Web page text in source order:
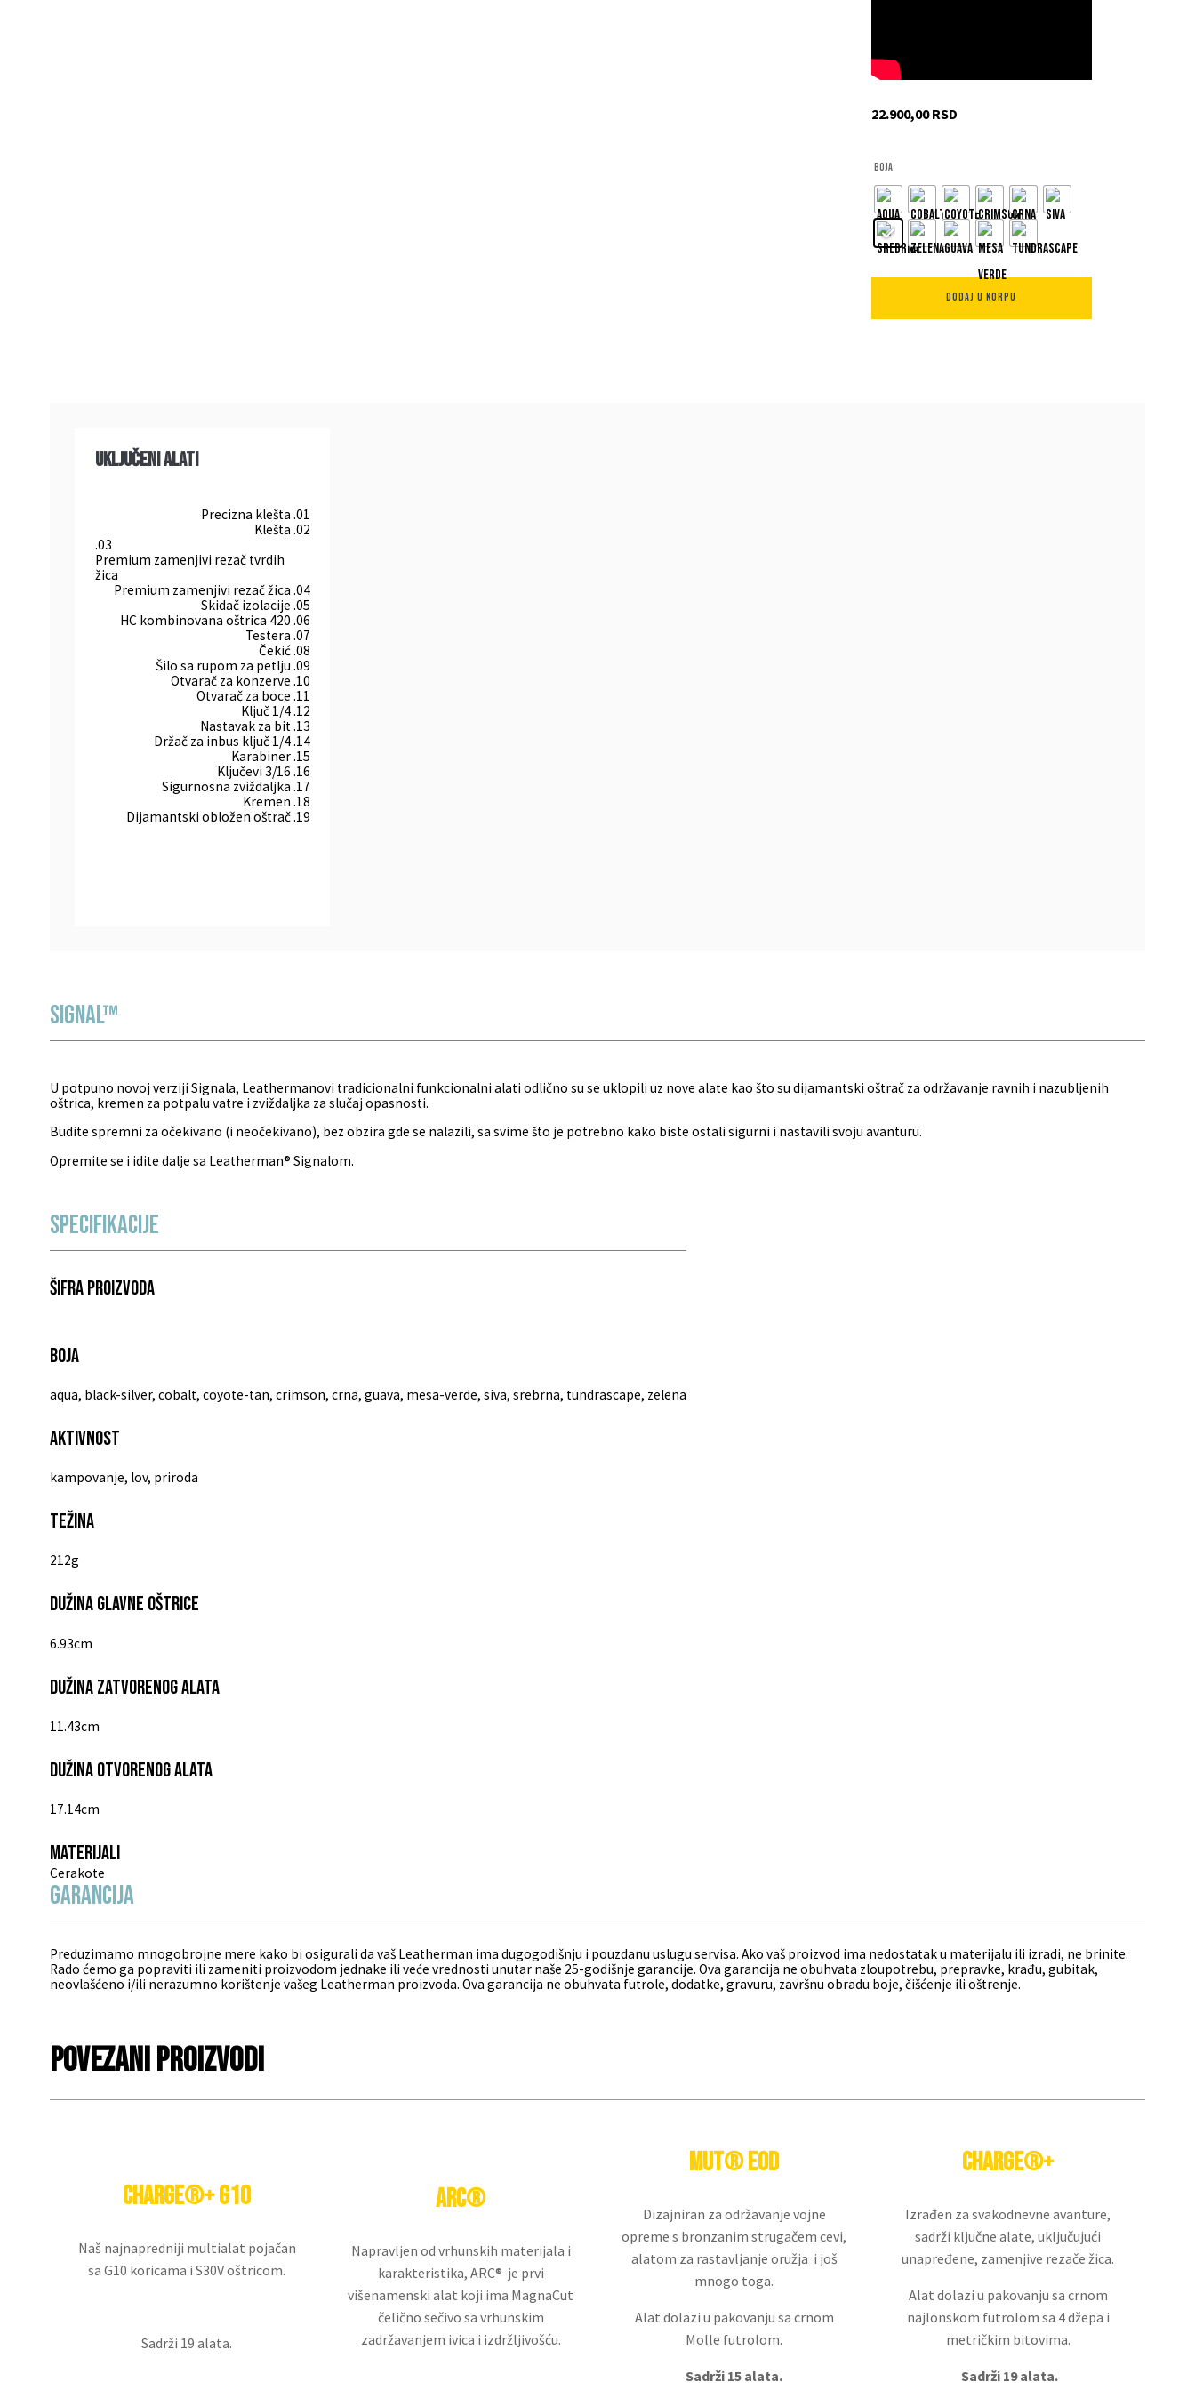
22.900,00RSD
Boja
DODAJ U KORPU
Uključeni alati
01
.
Precizna klešta
02
.
Klešta
03
.
Premium zamenjivi rezač tvrdih
žica
04
.
Premium zamenjivi rezač žica
05
.
Skidač izolacije
06
.
420 HC kombinovana oštrica
07
.
Testera
08
.
Čekić
09
.
Šilo sa rupom za petlju
10
.
Otvarač za konzerve
11
.
Otvarač za boce
12
.
1/4 Ključ
13
.
Nastavak za bit
14
.
Držač za inbus ključ 1/4
15
.
Karabiner
16
.
3/16 Ključevi
17
.
Sigurnosna zviždaljka
18
.
Kremen
19
.
Dijamantski obložen oštrač
SIGNAL™
U potpuno novoj verziji Signala, Leathermanovi tradicionalni funkcionalni alati odlično su se uklopili uz nove alate kao što su dijamantski oštrač za održavanje ravnih i nazubljenih
oštrica, kremen za potpalu vatre i zviždaljka za slučaj opasnosti.
Budite spremni za očekivano (i neočekivano), bez obzira gde se nalazili, sa svime što je potrebno kako biste ostali sigurni i nastavili svoju avanturu.
Opremite se i idite dalje sa Leatherman® Signalom.
Specifikacije
Šifra proizvoda
Boja
aqua, black-silver, cobalt, coyote-tan, crimson, crna, guava, mesa-verde, siva, srebrna, tundrascape, zelena
Aktivnost
kampovanje, lov, priroda
Težina
212g
Dužina glavne oštrice
6.93cm
Dužina zatvorenog alata
11.43cm
Dužina otvorenog alata
17.14cm
Materijali
Cerakote
Garancija
Preduzimamo mnogobrojne mere kako bi osigurali da vaš Leatherman ima dugogodišnju i pouzdanu uslugu servisa. Ako vaš proizvod ima nedostatak u materijalu ili izradi, ne brinite.
Rado ćemo ga popraviti ili zameniti proizvodom jednake ili veće vrednosti unutar naše 25-godišnje garancije. Ova garancija ne obuhvata zloupotrebu, prepravke, krađu, gubitak,
neovlašćeno i/ili nerazumno korištenje vašeg Leatherman proizvoda. Ova garancija ne obuhvata futrole, dodatke, gravuru, završnu obradu boje, čišćenje ili oštrenje.
Povezani proizvodi
Charge®+ G10
Naš najnapredniji multialat pojačan
sa G10 koricama i S30V oštricom.
Sadrži 19 alata.
Arc®
Napravljen od vrhunskih materijala i
karakteristika, ARC® je prvi
višenamenski alat koji ima MagnaCut
čelično sečivo sa vrhunskim
zadržavanjem ivica i izdržljivošću.
MUT® EOD
Dizajniran za održavanje vojne
opreme s bronzanim strugačem cevi,
alatom za rastavljanje oružja i još
mnogo toga.
Alat dolazi u pakovanju sa crnom
Molle futrolom.
Sadrži 15 alata.
Charge®+
Izrađen za svakodnevne avanture,
sadrži ključne alate, uključujući
unapređene, zamenjive rezače žica.
Alat dolazi u pakovanju sa crnom
najlonskom futrolom sa 4 džepa i
metričkim bitovima.
Sadrži 19 alata.